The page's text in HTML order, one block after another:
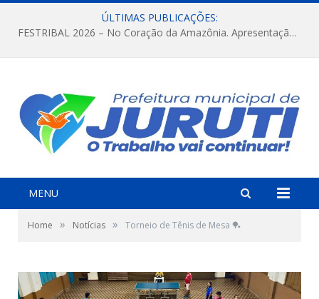
ÚLTIMAS PUBLICAÇÕES:
FESTRIBAL 2026 – No Coração da Amazônia. Apresentação da Munduruku.
MENU
Home » Notícias » Torneio de Tênis de Mesa 🏓